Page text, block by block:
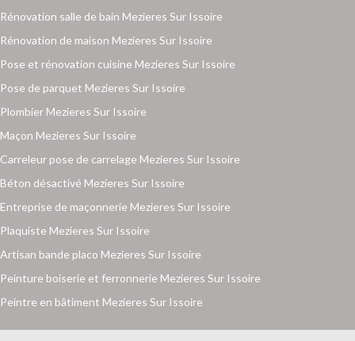
Rénovation salle de bain Mezieres Sur Issoire
Rénovation de maison Mezieres Sur Issoire
Pose et rénovation cuisine Mezieres Sur Issoire
Pose de parquet Mezieres Sur Issoire
Plombier Mezieres Sur Issoire
Maçon Mezieres Sur Issoire
Carreleur pose de carrelage Mezieres Sur Issoire
Béton désactivé Mezieres Sur Issoire
Entreprise de maçonnerie Mezieres Sur Issoire
Plaquiste Mezieres Sur Issoire
Artisan bande placo Mezieres Sur Issoire
Peinture boiserie et ferronnerie Mezieres Sur Issoire
Peintre en bâtiment Mezieres Sur Issoire